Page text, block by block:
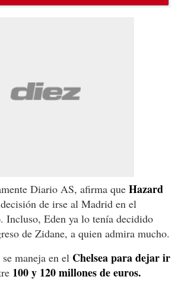
Diario AS, afirma que Hazard
de irse al Madrid en el
Incluso, Eden ya lo tenía decidido
de Zidane, a quien admira mucho.
maneja en el Chelsea para dejar ir
100 y 120 millones de euros.